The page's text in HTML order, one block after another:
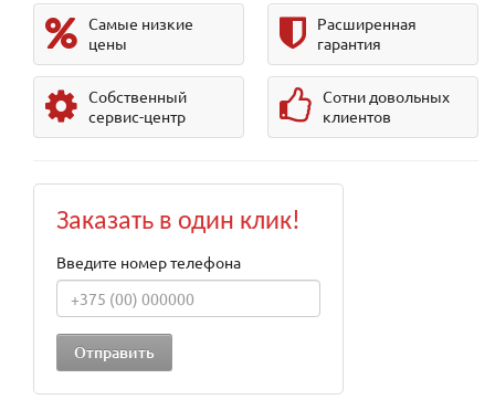
Самые низкие
цены
Расширенная
гарантия
Собственный
сервис-центр
Сотни довольных
клиентов
Заказать в один клик!
Введите номер телефона